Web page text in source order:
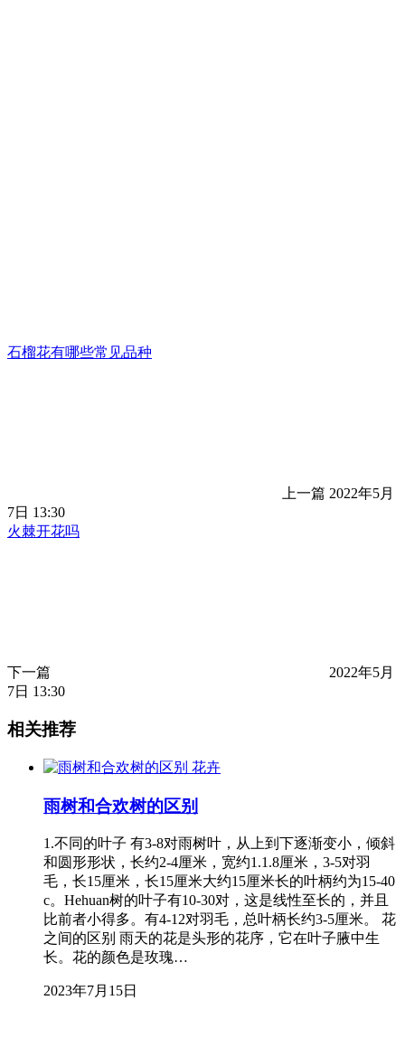
石榴花有哪些常见品种
上一篇 2022年5月
7日 13:30
火棘开花吗
下一篇
2022年5月
7日 13:30
相关推荐
花卉
雨树和合欢树的区别
1.不同的叶子 有3-8对雨树叶，从上到下逐渐变小，倾斜
和圆形形状，长约2-4厘米，宽约1.1.8厘米，3-5对羽
毛，长15厘米，长15厘米大约15厘米长的叶柄约为15-40
c。Hehuan树的叶子有10-30对，这是线性至长的，并且
比前者小得多。有4-12对羽毛，总叶柄长约3-5厘米。 花
之间的区别 雨天的花是头形的花序，它在叶子腋中生
长。花的颜色是玫瑰…
2023年7月15日